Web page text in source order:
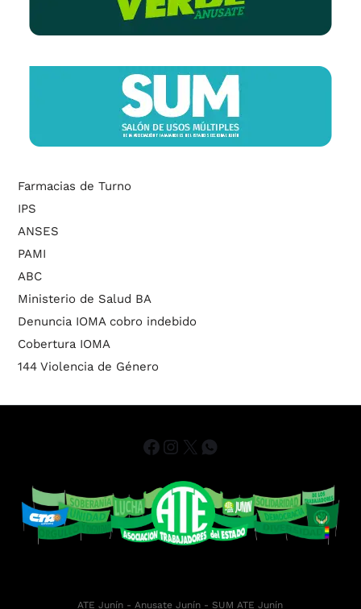
Farmacias de Turno
IPS
ANSES
PAMI
ABC
Ministerio de Salud BA
Denuncia IOMA cobro indebido
Cobertura IOMA
144 Violencia de Género
ATE Junín - Anusate Junín -SUM ATE Junín